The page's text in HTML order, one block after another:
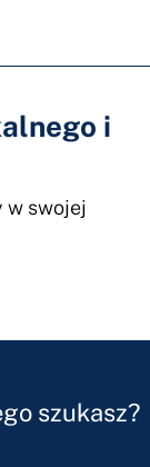
i
w swojej
szukasz?